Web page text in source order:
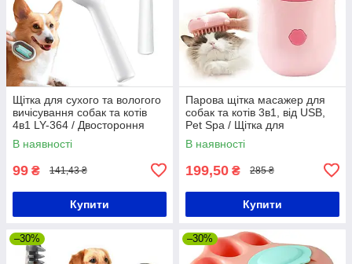
Щітка для сухого та вологого
вичісування собак та котів
4в1 LY-364 / Двостороння
щітка для вичісування шерсті
В наявності
99 ₴ 141,43 ₴
Купити
Парова щітка масажер для
собак та котів 3в1, від USB,
Pet Spa / Щітка для
вичісування шерсті /
Пуходерка
В наявності
199,50 ₴ 285 ₴
Купити
–30% –30%